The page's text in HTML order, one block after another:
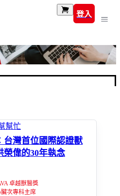
登入
幫忙
台灣首位國際認證獸
榮偉的30年執念
卓越獸醫獎
次專科主席